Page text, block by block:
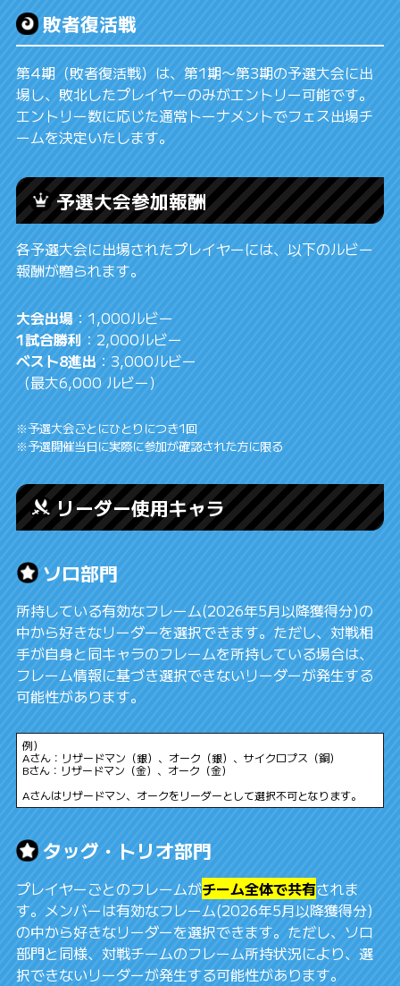
敗者復活戦
第4期（敗者復活戦）は、第1期〜第3期の予選大会に出
場し、敗北したプレイヤーのみがエントリー可能です。
エントリー数に応じた通常トーナメントでフェス出場チ
ームを決定いたします。
予選大会参加報酬
各予選大会に出場されたプレイヤーには、以下のルビー
報酬が贈られます。
大会出場：1,000ルビー
1試合勝利 ：2,000ルビー
ベスト8進出 ：3,000ルビー
（最大6,000 ルビー）
※予選大会ごとにひとりにつき1回
※予選開催当日に実際に参加が確認された方に限る
リーダー使用キャラ
ソロ部門
所持している有効なフレーム(2026年5月以降獲得分)の
中から好きなリーダーを選択できます。ただし、対戦相
手が自身と同キャラのフレームを所持している場合は、
フレーム情報に基づき選択できないリーダーが発生する
可能性があります。
例）
Aさん：リザードマン（銀）、オーク（銀）、サイクロプス（銅）
Bさん：リザードマン（金）、オーク（金）
Aさんはリザードマン、オークをリーダーとして選択不可となります。
タッグ・トリオ部門
プレイヤーごとのフレームがチーム全体で共有されま
す。メンバーは有効なフレーム(2026年5月以降獲得分)
の中から好きなリーダーを選択できます。ただし、ソロ
部門と同様、対戦チームのフレーム所持状況により、選
択できないリーダーが発生する可能性があります。